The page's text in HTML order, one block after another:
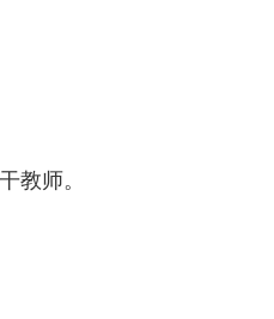
教师。